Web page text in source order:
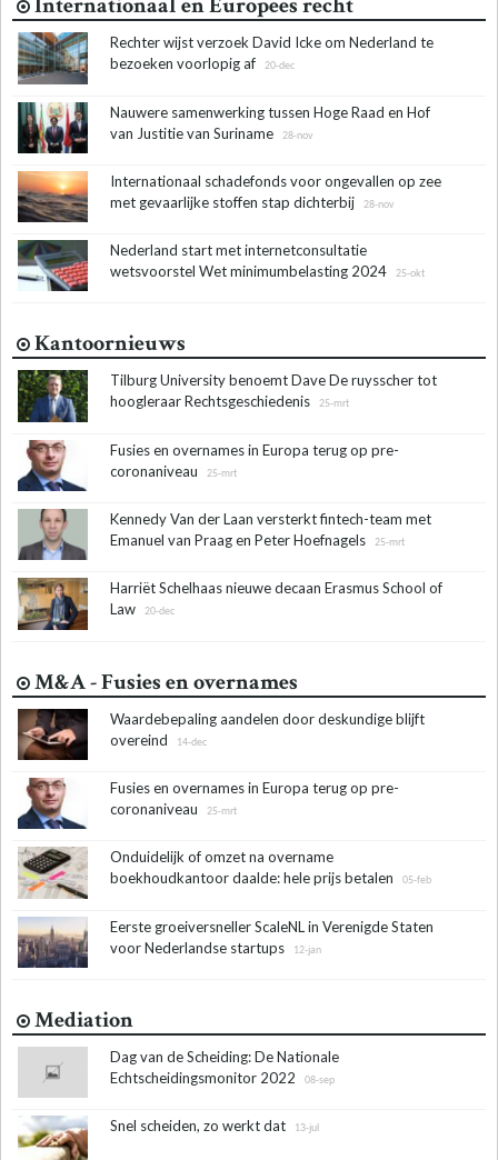
Internationaal en Europees recht
Rechter wijst verzoek David Icke om Nederland te
bezoeken voorlopig af
20-dec
Nauwere samenwerking tussen Hoge Raad en Hof
van Justitie van Suriname
28-nov
Internationaal schadefonds voor ongevallen op zee
met gevaarlijke stoffen stap dichterbij
28-nov
Nederland start met internetconsultatie
wetsvoorstel Wet minimumbelasting 2024
25-okt
Kantoornieuws
Tilburg University benoemt Dave De ruysscher tot
hoogleraar Rechtsgeschiedenis
25-mrt
Fusies en overnames in Europa terug op pre-
coronaniveau
25-mrt
Kennedy Van der Laan versterkt fintech-team met
Emanuel van Praag en Peter Hoefnagels
25-mrt
Harriët Schelhaas nieuwe decaan Erasmus School of
Law
20-dec
M&A - Fusies en overnames
Waardebepaling aandelen door deskundige blijft
overeind
14-dec
Fusies en overnames in Europa terug op pre-
coronaniveau
25-mrt
Onduidelijk of omzet na overname
boekhoudkantoor daalde: hele prijs betalen
05-feb
Eerste groeiversneller ScaleNL in Verenigde Staten
voor Nederlandse startups
12-jan
Mediation
Dag van de Scheiding: De Nationale
Echtscheidingsmonitor 2022
08-sep
Snel scheiden, zo werkt dat 13-jul